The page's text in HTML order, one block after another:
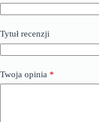
Tytuł recenzji
Twoja opinia *